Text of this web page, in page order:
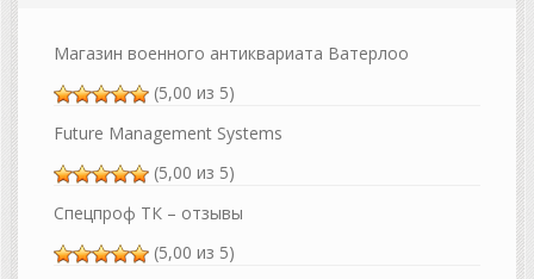
Магазин военного антиквариата Ватерлоо
(5,00 из 5)
Future Management Systems
(5,00 из 5)
Спецпроф ТК – отзывы
(5,00 из 5)